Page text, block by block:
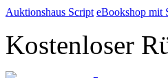
Auktionshaus Script eBookshop mit
Kostenloser